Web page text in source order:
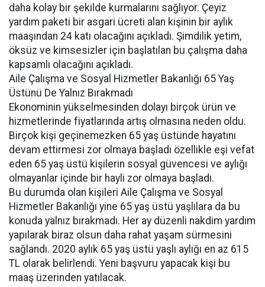
daha kolay bir şekilde kurmalarını sağlıyor. Çeyiz
yardım paketi bir asgari ücreti alan kişinin bir aylık
maaşından 24 katı olacağını açıkladı. Şimdilik yetim,
öksüz ve kimsesizler için başlatılan bu çalışma daha
kapsamlı olacağını açıkladı.
Aile Çalışma ve Sosyal Hizmetler Bakanlığı 65 Yaş
Üstünü De Yalnız Bırakmadı
Ekonominin yükselmesinden dolayı birçok ürün ve
hizmetlerinde fiyatlarında artış olmasına neden oldu.
Birçok kişi geçinemezken 65 yaş üstünde hayatını
devam ettirmesi zor olmaya başladı özellikle eşi vefat
eden 65 yaş üstü kişilerin sosyal güvencesi ve aylığı
olmayanlar içinde bir hayli zor olmaya başladı.
Bu durumda olan kişileri Aile Çalışma ve Sosyal
Hizmetler Bakanlığı yine 65 yaş üstü yaşlılara da bu
konuda yalnız bırakmadı. Her ay düzenli nakdim yardım
yapılarak biraz olsun daha rahat yaşam sürmesini
sağlandı. 2020 aylık 65 yaş üstü yaşlı aylığı en az 615
TL olarak belirlendi. Yeni başvuru yapacak kişi bu
maaş üzerinden yatılacak.